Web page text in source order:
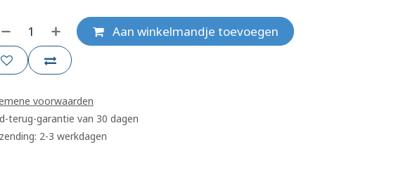
Aan winkelmandje toevoegen
voorwaarden
terug-garantie van 30 dagen
2-3 werkdagen